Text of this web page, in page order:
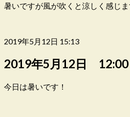
暑いですが風が吹くと涼しく感じま
2019年5月12日 15:13
2019年5月12日 12:00
今日は暑いです！